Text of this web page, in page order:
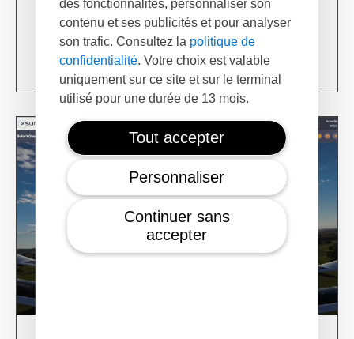
03/06/24
XSun & TotalEnergies on prospection mission in
USA
Learn more
des fonctionnalités, personnaliser son
contenu et ses publicités et pour analyser
son trafic. Consultez la politique de
confidentialité. Votre choix est valable
uniquement sur ce site et sur le terminal
utilisé pour une durée de 13 mois.
Tout accepter
Personnaliser
Continuer sans
accepter